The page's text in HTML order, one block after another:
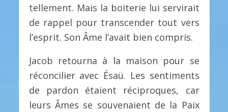
tellement. Mais la boiterie lui servirait
de rappel pour transcender tout vers
l’esprit. Son Âme l’avait bien compris.
Jacob retourna à la maison pour se
réconcilier avec Ésaü. Les sentiments
de pardon étaient réciproques, car
leurs Âmes se souvenaient de la Paix